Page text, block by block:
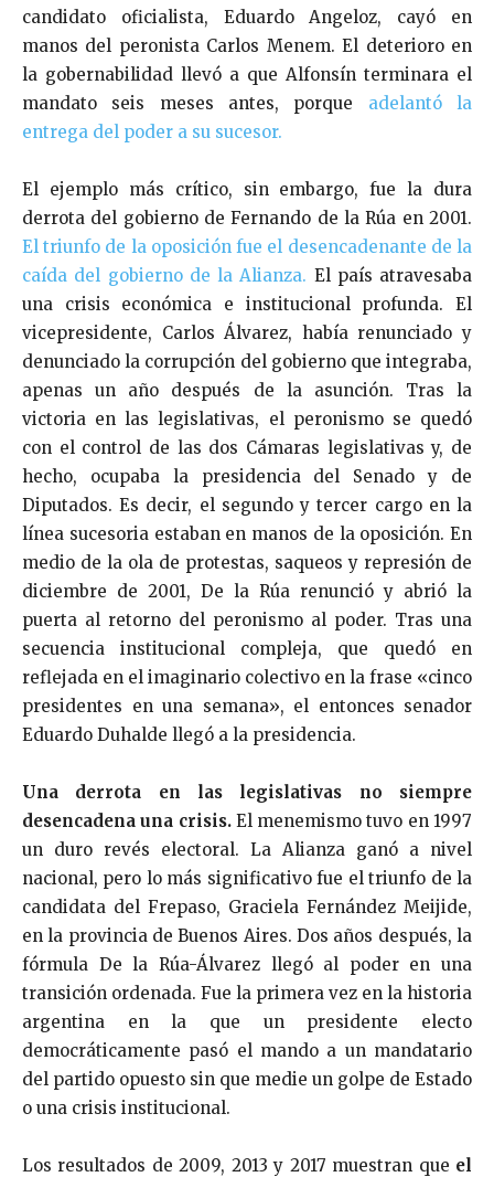
candidato oficialista, Eduardo Angeloz, cayó en
manos del peronista Carlos Menem. El deterioro en
la gobernabilidad llevó a que Alfonsín terminara el
mandato seis meses antes, porque adelantó la
entrega del poder a su sucesor.
El ejemplo más crítico, sin embargo, fue la dura
derrota del gobierno de Fernando de la Rúa en 2001.
El triunfo de la oposición fue el desencadenante de la
caída del gobierno de la Alianza. El país atravesaba
una crisis económica e institucional profunda. El
vicepresidente, Carlos Álvarez, había renunciado y
denunciado la corrupción del gobierno que integraba,
apenas un año después de la asunción. Tras la
victoria en las legislativas, el peronismo se quedó
con el control de las dos Cámaras legislativas y, de
hecho, ocupaba la presidencia del Senado y de
Diputados. Es decir, el segundo y tercer cargo en la
línea sucesoria estaban en manos de la oposición. En
medio de la ola de protestas, saqueos y represión de
diciembre de 2001, De la Rúa renunció y abrió la
puerta al retorno del peronismo al poder. Tras una
secuencia institucional compleja, que quedó en
reflejada en el imaginario colectivo en la frase «cinco
presidentes en una semana», el entonces senador
Eduardo Duhalde llegó a la presidencia.
Una derrota en las legislativas no siempre
desencadena una crisis.El menemismo tuvo en 1997
un duro revés electoral. La Alianza ganó a nivel
nacional, pero lo más significativo fue el triunfo de la
candidata del Frepaso, Graciela Fernández Meijide,
en la provincia de Buenos Aires. Dos años después, la
fórmula De la Rúa-Álvarez llegó al poder en una
transición ordenada. Fue la primera vez en la historia
argentina en la que un presidente electo
democráticamente pasó el mando a un mandatario
del partido opuesto sin que medie un golpe de Estado
o una crisis institucional.
Los resultados de 2009, 2013 y 2017 muestran que el